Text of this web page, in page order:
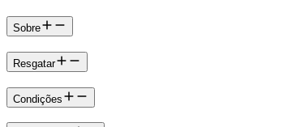
Sobre
Resgatar
Condições